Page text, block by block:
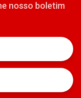
nosso boletim